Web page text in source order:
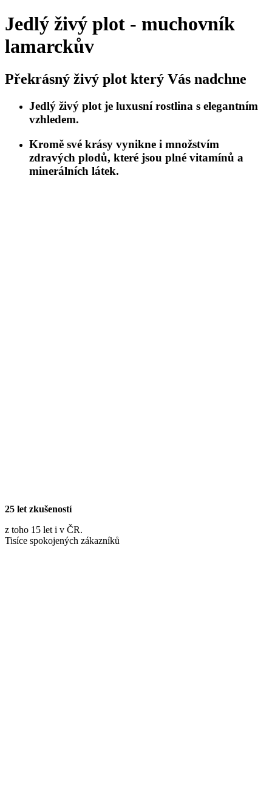
Jedlý živý plot - muchovník
lamarckův
Překrásný živý plot který Vás nadchne
Jedlý živý plot je luxusní rostlina s elegantním
vzhledem.
Kromě své krásy vynikne i množstvím
zdravých plodů, které jsou plné vitamínů a
minerálních látek.
25 let zkušeností
z toho 15 let i v ČR.
Tisíce spokojených zákazníků